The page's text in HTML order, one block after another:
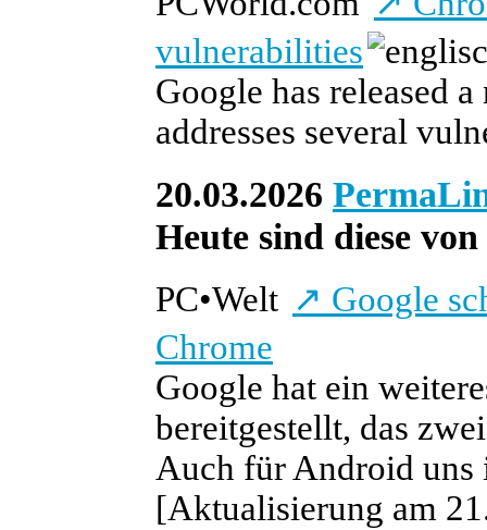
vulnerabilities
Google has released
addresses several
20.03.2026
Heute sind diese
PC•Welt ↗ Google
Chrome
Google hat ein
bereitgestellt, das
Auch für Android uns
[Aktualisierung am